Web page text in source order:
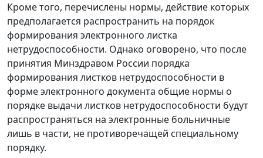
Кроме того, перечислены нормы, действие которых
предполагается распространить на порядок
формирования электронного листка
нетрудоспособности. Однако оговорено, что после
принятия Минздравом России порядка
формирования листков нетрудоспособности в
форме электронного документа общие нормы о
порядке выдачи листков нетрудоспособности будут
распространяться на электронные больничные
лишь в части, не противоречащей специальному
порядку.